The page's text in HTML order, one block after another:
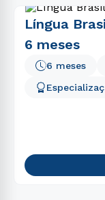
Língua
6 meses
6 meses